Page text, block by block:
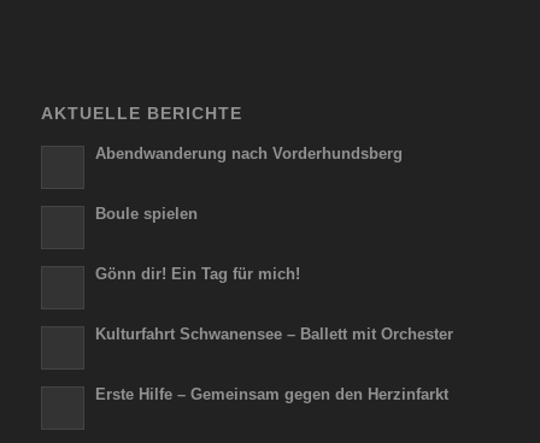
AKTUELLE BERICHTE
Abendwanderung nach Vorderhundsberg
Boule spielen
Gönn dir! Ein Tag für mich!
Kulturfahrt Schwanensee – Ballett mit Orchester
Erste Hilfe – Gemeinsam gegen den Herzinfarkt